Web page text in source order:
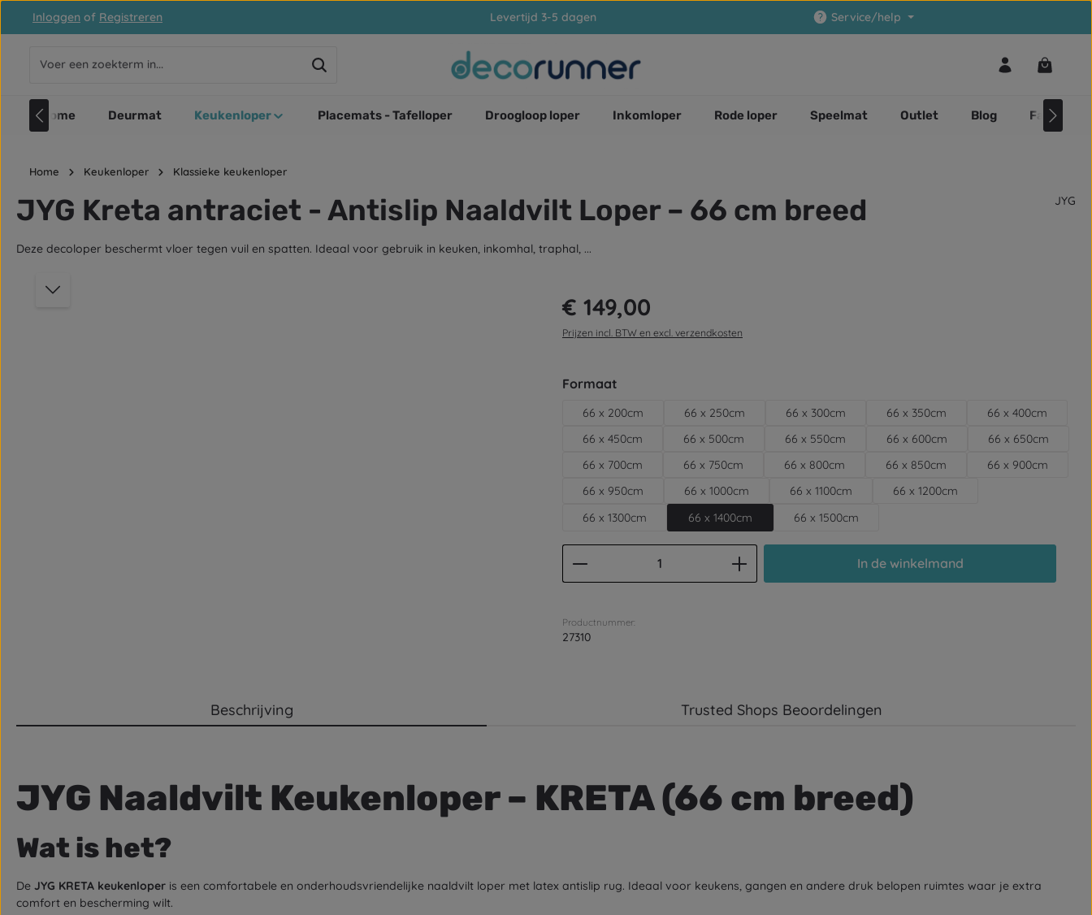
de hoofdinhoud
Ga naar de zoekopdracht
Ga naar de hoofdnavigatie
Inloggen of Registreren Levertijd 3-5 dagen Service/help
Home Deurmat Keukenloper Placemats - Tafelloper Droogloop loper Inkomloper Rode loper Speelmat Outlet Blog Faq
Home Keukenloper Klassieke keukenloper
JYG Kreta antraciet - Antislip Naaldvilt Loper – 66 cm breed JYG
Deze decoloper beschermt vloer tegen vuil en spatten. Ideaal voor gebruik in keuken, inkomhal, traphal, ...
Afbeeldingengalerij overslaan Normale prijs:
€ 149,00
Prijzen incl. BTW en excl. verzendkosten
Selecteer
Formaat
66 x 200cm 66 x 250cm 66 x 300cm 66 x 350cm
66 x 400cm
66 x 450cm
66 x 500cm 66 x 550cm 66 x 600cm
66 x 650cm
66 x 700cm
66 x 750cm 66 x 800cm 66 x 850cm
66 x 900cm
66 x 950cm
66 x 1000cm 66 x 1100cm
66 x 1200cm
66 x 1300cm
66 x 1400cm 66 x 1500cm
Producthoeveelheid: Voer de gewenste hoeveelheid in
In de winkelmand
Productnummer:
27310
Beschrijving Trusted Shops Beoordelingen
JYG Naaldvilt Keukenloper – KRETA (66 cm breed)
Wat is het?
De JYG KRETA keukenloper is een comfortabele en onderhoudsvriendelijke naaldvilt loper met latex antislip rug. Ideaal voor keukens, gangen en andere druk belopen ruimtes waar je extra
comfort en bescherming wilt.